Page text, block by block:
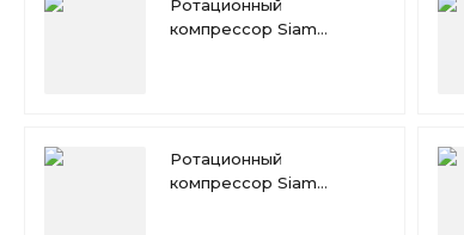
Ротационный
компрессор Siam
Ротационный
компрессор Siam